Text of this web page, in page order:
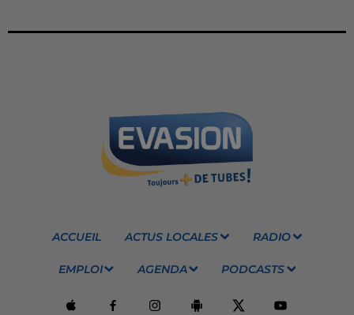
ACCUEIL ACTUS LOCALES RADIO
EMPLOI AGENDA PODCASTS